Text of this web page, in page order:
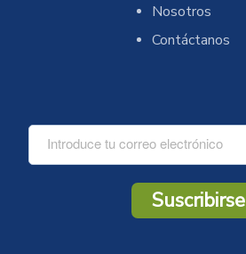
Nosotros
Contáctanos
C
r
Suscribirse